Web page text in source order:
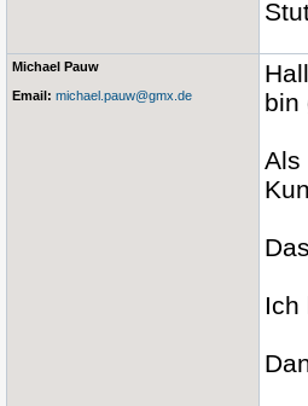
Michael Pauw
Email: michael.pauw@gmx.de
bin
Als
Ich